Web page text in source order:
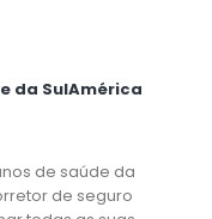
da SulAmérica
de saúde da
de seguro